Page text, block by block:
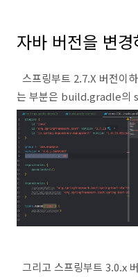
자바 버전을 변
스프링부트 2.7.X 버전이
는 부분은 build.gradle의
그리고 스프링부트 3.0.x